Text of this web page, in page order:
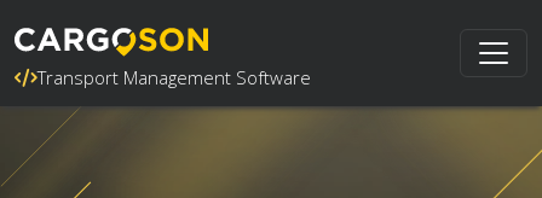
Transport Management Software